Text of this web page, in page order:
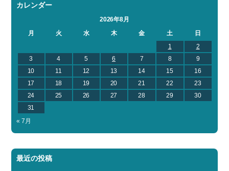
カレンダー
2026年8月
月
火 水 木 金 土
日
1
2
3
4 5 6 7 8
9
10
11 12 13 14 15
16
17
18 19 20 21 22
23
24
25 26 27 28 29
30
31
« 7月
最近の投稿